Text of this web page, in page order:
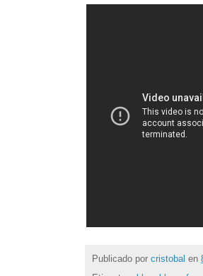
Publicado por cristobal en